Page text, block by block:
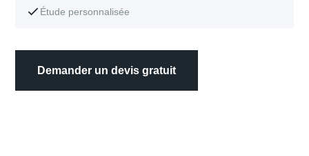
Étude personnalisée
Demander un devis gratuit